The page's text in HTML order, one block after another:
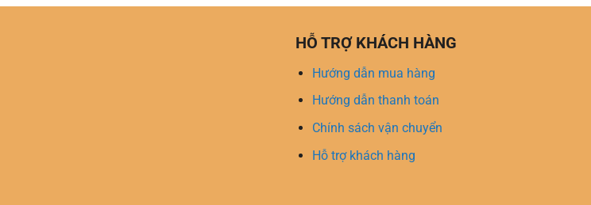
HỖ TRỢ KHÁCH HÀNG
Hướng dẫn mua hàng
Hướng dẫn thanh toán
Chính sách vận chuyển
Hỗ trợ khách hàng